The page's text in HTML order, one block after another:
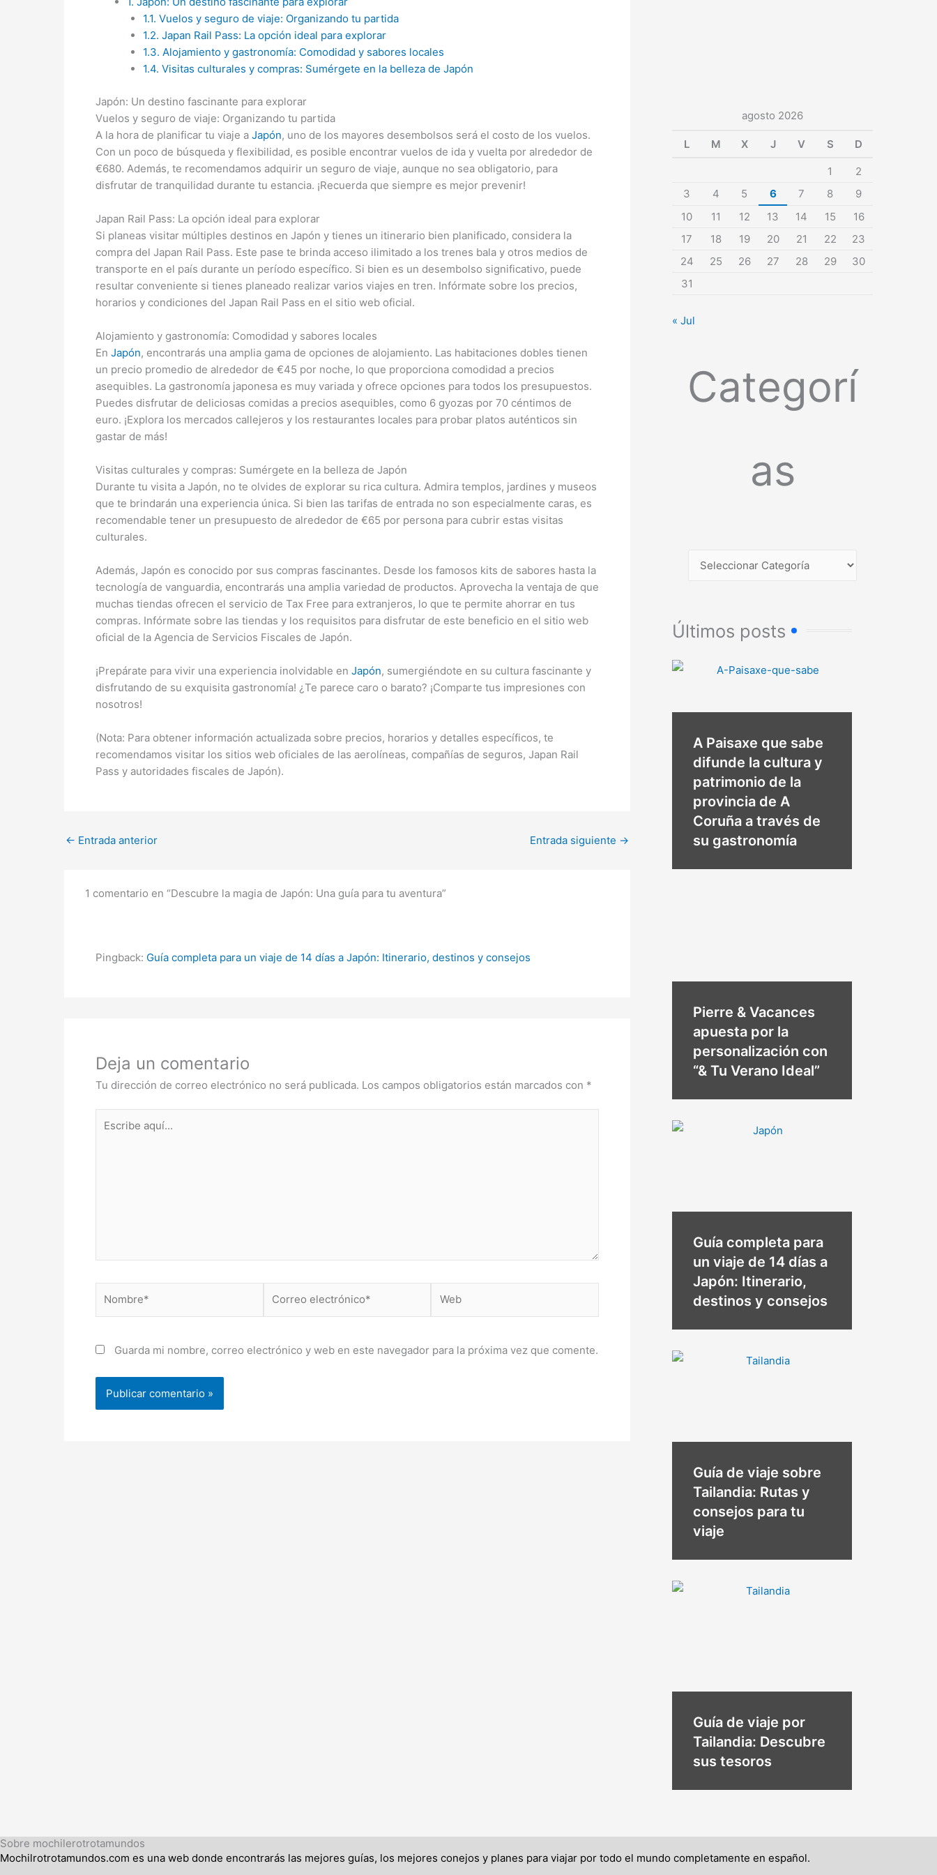
1.1. Vuelos y seguro de viaje: Organizando tu partida
1.2. Japan Rail Pass: La opción ideal para explorar
1.3. Alojamiento y gastronomía: Comodidad y sabores locales
1.4. Visitas culturales y compras: Sumérgete en la belleza de Japón
Japón: Un destino fascinante para explorar
Vuelos y seguro de viaje: Organizando tu partida
A la hora de planificar tu viaje a Japón, uno de los mayores desembolsos será el costo de los vuelos.
Con un poco de búsqueda y flexibilidad, es posible encontrar vuelos de ida y vuelta por alrededor de
€680. Además, te recomendamos adquirir un seguro de viaje, aunque no sea obligatorio, para
disfrutar de tranquilidad durante tu estancia. ¡Recuerda que siempre es mejor prevenir!
Japan Rail Pass: La opción ideal para explorar
Si planeas visitar múltiples destinos en Japón y tienes un itinerario bien planificado, considera la
compra del Japan Rail Pass. Este pase te brinda acceso ilimitado a los trenes bala y otros medios de
transporte en el país durante un período específico. Si bien es un desembolso significativo, puede
resultar conveniente si tienes planeado realizar varios viajes en tren. Infórmate sobre los precios,
horarios y condiciones del Japan Rail Pass en el sitio web oficial.
Alojamiento y gastronomía: Comodidad y sabores locales
En Japón, encontrarás una amplia gama de opciones de alojamiento. Las habitaciones dobles tienen
un precio promedio de alrededor de €45 por noche, lo que proporciona comodidad a precios
asequibles. La gastronomía japonesa es muy variada y ofrece opciones para todos los presupuestos.
Puedes disfrutar de deliciosas comidas a precios asequibles, como 6 gyozas por 70 céntimos de
euro. ¡Explora los mercados callejeros y los restaurantes locales para probar platos auténticos sin
gastar de más!
Visitas culturales y compras: Sumérgete en la belleza de Japón
Durante tu visita a Japón, no te olvides de explorar su rica cultura. Admira templos, jardines y museos
que te brindarán una experiencia única. Si bien las tarifas de entrada no son especialmente caras, es
recomendable tener un presupuesto de alrededor de €65 por persona para cubrir estas visitas
culturales.
Además, Japón es conocido por sus compras fascinantes. Desde los famosos kits de sabores hasta la
tecnología de vanguardia, encontrarás una amplia variedad de productos. Aprovecha la ventaja de que
muchas tiendas ofrecen el servicio de Tax Free para extranjeros, lo que te permite ahorrar en tus
compras. Infórmate sobre las tiendas y los requisitos para disfrutar de este beneficio en el sitio web
oficial de la Agencia de Servicios Fiscales de Japón.
¡Prepárate para vivir una experiencia inolvidable en Japón, sumergiéndote en su cultura fascinante y
disfrutando de su exquisita gastronomía! ¿Te parece caro o barato? ¡Comparte tus impresiones con
nosotros!
(Nota: Para obtener información actualizada sobre precios, horarios y detalles específicos, te
recomendamos visitar los sitios web oficiales de las aerolíneas, compañías de seguros, Japan Rail
Pass y autoridades fiscales de Japón).
← Entrada anterior Entrada siguiente →
1 comentario en “Descubre la magia de Japón: Una guía para tu aventura”
Pingback: Guía completa para un viaje de 14 días a Japón: Itinerario, destinos y consejos
Deja un comentario
Tu dirección de correo electrónico no será publicada. Los campos obligatorios están marcados con *
aquí...
electrónico*
Guarda mi nombre, correo electrónico y web en este navegador para la próxima vez que comente.
agosto 2026
L M X J V S D
1
2
3
4 5 6 7 8
9
10
11 12 13 14 15
16
17
18 19 20 21 22
23
24
25 26 27 28 29
30
31
« Jul
Categorí
as
Últimos posts
A Paisaxe que sabe
difunde la cultura y
patrimonio de la
provincia de A
Coruña a través de
su gastronomía
Pierre & Vacances
apuesta por la
personalización con
“& Tu Verano Ideal”
Guía completa para
un viaje de 14 días a
Japón: Itinerario,
destinos y consejos
Guía de viaje sobre
Tailandia: Rutas y
consejos para tu
viaje
Guía de viaje por
Tailandia: Descubre
sus tesoros
Sobre mochilerotrotamundos
Mochilrotrotamundos.com es una web donde encontrarás las mejores guías, los mejores conejos y planes para viajar por todo el mundo completamente en español.